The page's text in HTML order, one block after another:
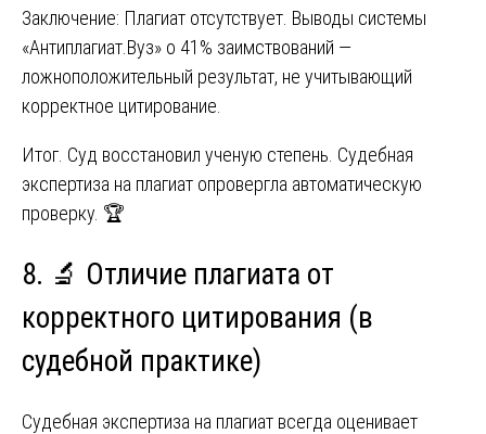
Заключение: Плагиат отсутствует. Выводы системы
«Антиплагиат.Вуз» о 41% заимствований —
ложноположительный результат, не учитывающий
корректное цитирование.
Итог. Суд восстановил ученую степень. Судебная
экспертиза на плагиат опровергла автоматическую
проверку. 🏆
8. 🔬 Отличие плагиата от
корректного цитирования (в
судебной практике)
Судебная экспертиза на плагиат всегда оценивает